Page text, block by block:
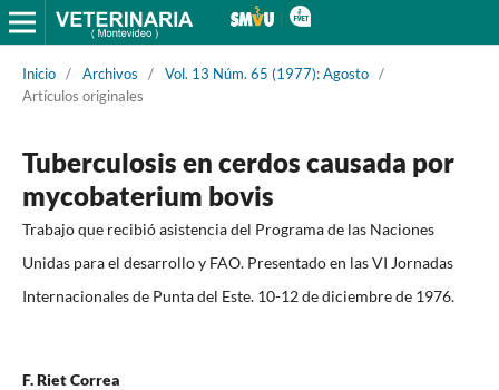
Inicio / Archivos / Vol. 13 Núm. 65 (1977): Agosto /
Artículos originales
Tuberculosis en cerdos causada por
mycobaterium bovis
Trabajo que recibió asistencia del Programa de las Naciones
Unidas para el desarrollo y FAO. Presentado en las VI Jornadas
Internacionales de Punta del Este. 10-12 de diciembre de 1976.
F. Riet Correa